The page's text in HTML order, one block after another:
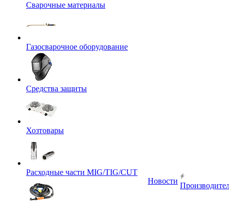
Сварочные материалы
Газосварочное оборудование
Средства защиты
Хозтовары
Расходные части MIG/TIG/CUT
Новости